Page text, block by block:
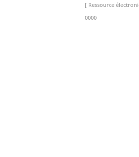
[ Ressource
0000